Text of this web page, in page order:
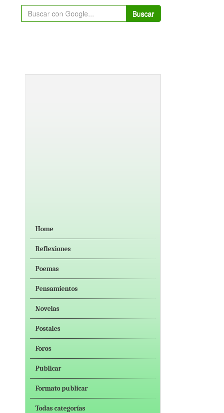
Buscar
Home
Reflexiones
Poemas
Pensamientos
Novelas
Postales
Foros
Publicar
Formato publicar
Todas categorías